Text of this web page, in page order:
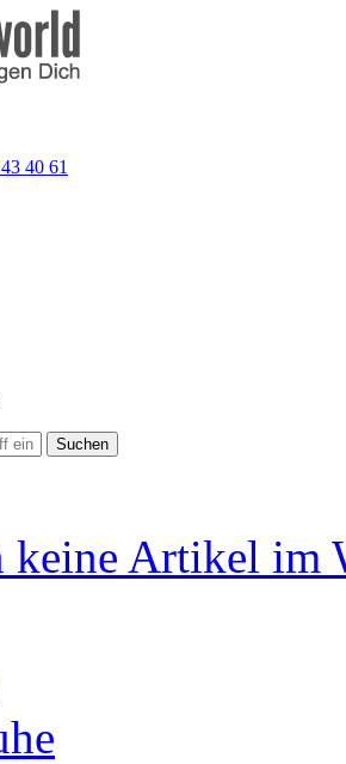
40 61
Suchen
keine Artikel im